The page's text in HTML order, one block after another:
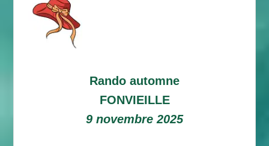
Rando automne
FONVIEILLE
9 novembre 2025